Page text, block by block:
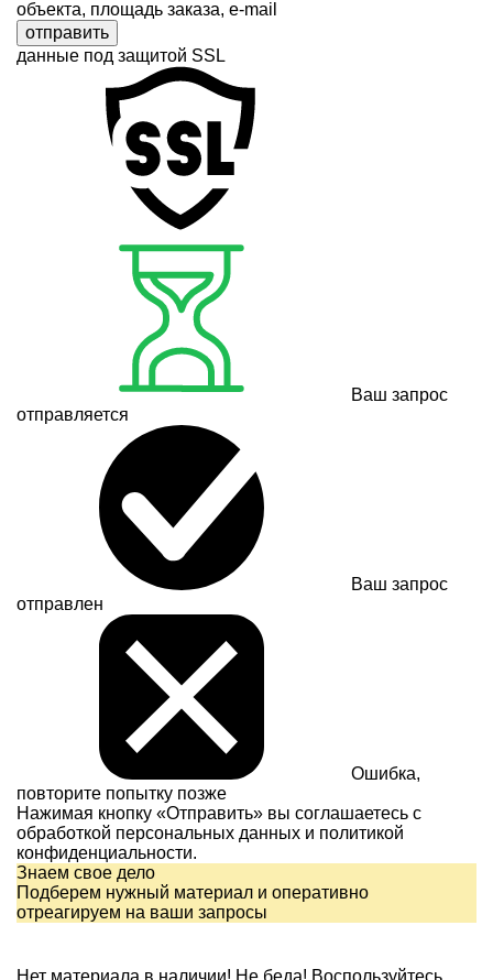
объекта, площадь заказа, e-mail
отправить
данные под защитой SSL
Ваш запрос
отправляется
Ваш запрос
отправлен
Ошибка,
повторите попытку позже
Нажимая кнопку «Отправить» вы соглашаетесь с
обработкой персональных данных и политикой
конфиденциальности.
Знаем свое дело
Подберем нужный материал и оперативно
отреагируем на ваши запросы